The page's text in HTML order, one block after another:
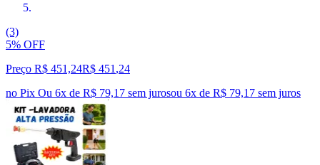
(3)
5% OFF
Preço R$ 451,24R$ 451 ,24
no Pix Ou 6x de R$ 79,17 sem jurosou 6x de R$ 79,17 sem juros